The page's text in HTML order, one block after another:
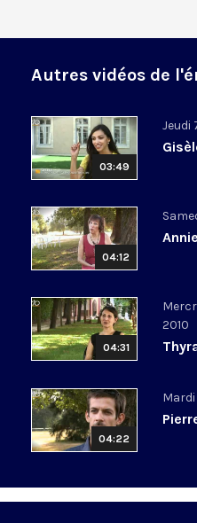
Autres vidéos de
03:49
Jeudi
04:12
Annie
04:31
2010
04:22